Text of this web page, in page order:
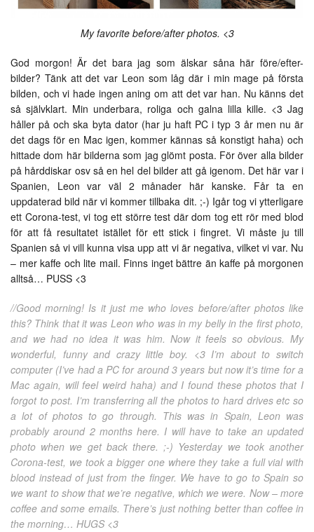
My favorite before/after photos. <3
God morgon! Är det bara jag som älskar såna här före/efter-
bilder? Tänk att det var Leon som låg där i min mage på första
bilden, och vi hade ingen aning om att det var han. Nu känns det
så självklart. Min underbara, roliga och galna lilla kille. <3 Jag
håller på och ska byta dator (har ju haft PC i typ 3 år men nu är
det dags för en Mac igen, kommer kännas så konstigt haha) och
hittade dom här bilderna som jag glömt posta. För över alla bilder
på hårddiskar osv så en hel del bilder att gå igenom. Det här var i
Spanien, Leon var väl 2 månader här kanske. Får ta en
uppdaterad bild när vi kommer tillbaka dit. ;-) Igår tog vi ytterligare
ett Corona-test, vi tog ett större test där dom tog ett rör med blod
för att få resultatet istället för ett stick i fingret. Vi måste ju till
Spanien så vi vill kunna visa upp att vi är negativa, vilket vi var. Nu
– mer kaffe och lite mail. Finns inget bättre än kaffe på morgonen
alltså… PUSS <3
//Good morning! Is it just me who loves before/after photos like
this? Think that it was Leon who was in my belly in the first photo,
and we had no idea it was him. Now it feels so obvious. My
wonderful, funny and crazy little boy. <3 I’m about to switch
computer (I’ve had a PC for around 3 years but now it’s time for a
Mac again, will feel weird haha) and I found these photos that I
forgot to post. I’m transferring all the photos to hard drives etc so
a lot of photos to go through. This was in Spain, Leon was
probably around 2 months here. I will have to take an updated
photo when we get back there. ;-) Yesterday we took another
Corona-test, we took a bigger one where they take a full vial with
blood instead of just from the finger. We have to go to Spain so
we want to show that we’re negative, which we were. Now – more
coffee and some emails. There’s just nothing better than coffee in
the morning… HUGS <3